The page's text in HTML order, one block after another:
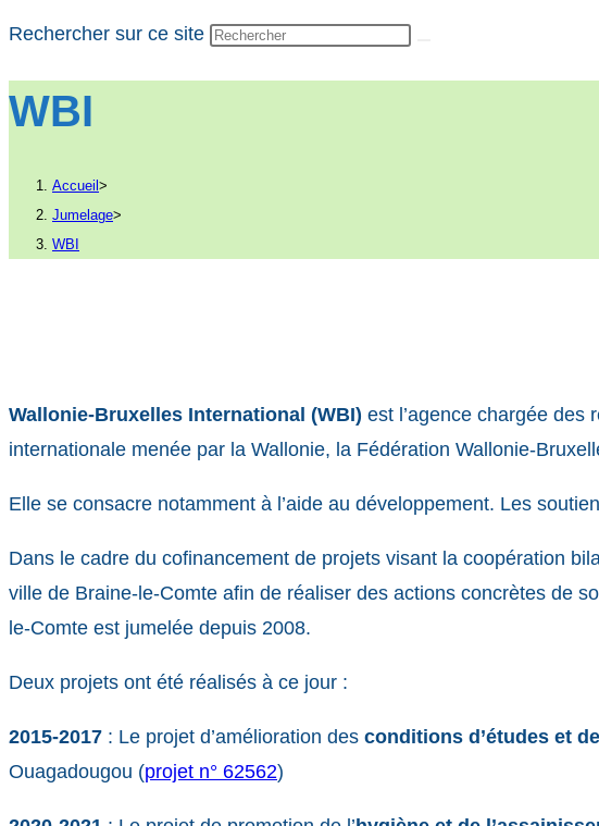
Rechercher sur ce site
WBI
Accueil>
Jumelage>
WBI
Wallonie-Bruxelles International (WBI) est l’agence chargée des
internationale menée par la Wallonie, la Fédération Wallonie-
Elle se consacre notamment à l’aide au développement. Les
Dans le cadre du cofinancement de projets visant la coopération
ville de Braine-le-Comte afin de réaliser des actions concrètes de
le-Comte est jumelée depuis 2008.
Deux projets ont été réalisés à ce jour :
2015-2017 : Le projet d’amélioration des conditions d’études et
Ouagadougou (projet n° 62562)